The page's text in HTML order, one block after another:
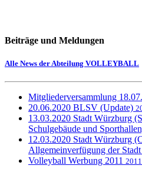
Beiträge und Meldungen
Alle News der Abteilung VOLLEYBALL
Mitgliederversammlung
20.06.2020 BLSV (Update)
13.03.2020 Stadt Würzburg
Schulgebäude und
12.03.2020 Stadt Würzburg
Allgemeinverfügung der
Volleyball Werbung 2011